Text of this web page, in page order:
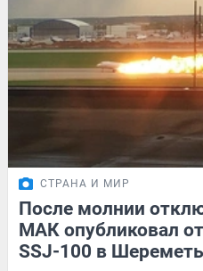
СТРАНА И МИР
После молнии
МАК опубликовал
SSJ-100 в